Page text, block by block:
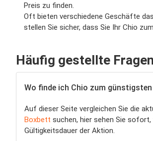
Preis zu finden.
Oft bieten verschiedene Geschäfte
stellen Sie sicher, dass Sie Ihr Chio
Häufig gestellte
Wo finde ich Chio zum günstigsten
Auf dieser Seite vergleichen Sie die
Boxbett suchen, hier sehen Sie
Gültigkeitsdauer der Aktion.